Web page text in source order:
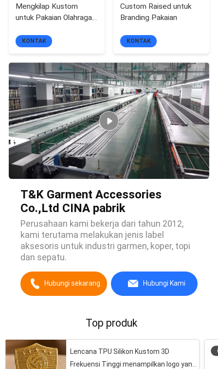
Mengkilap Kustom
untuk Pakaian Olahraga
KONTAK
Custom Raised untuk
Branding Pakaian
KONTAK
T&K Garment Accessories
Co.,Ltd CINA pabrik
Perusahaan kami bekerja dari tahun 2012,
kami terutama melakukan jenis label
aksesoris untuk industri garmen, koper, topi
dan sepatu.
Hubungi sekarang. Hubungi Kami
Top produk
Lencana TPU Silikon Kustom 3D
Frekuensi Tinggi menampilkan logo yang